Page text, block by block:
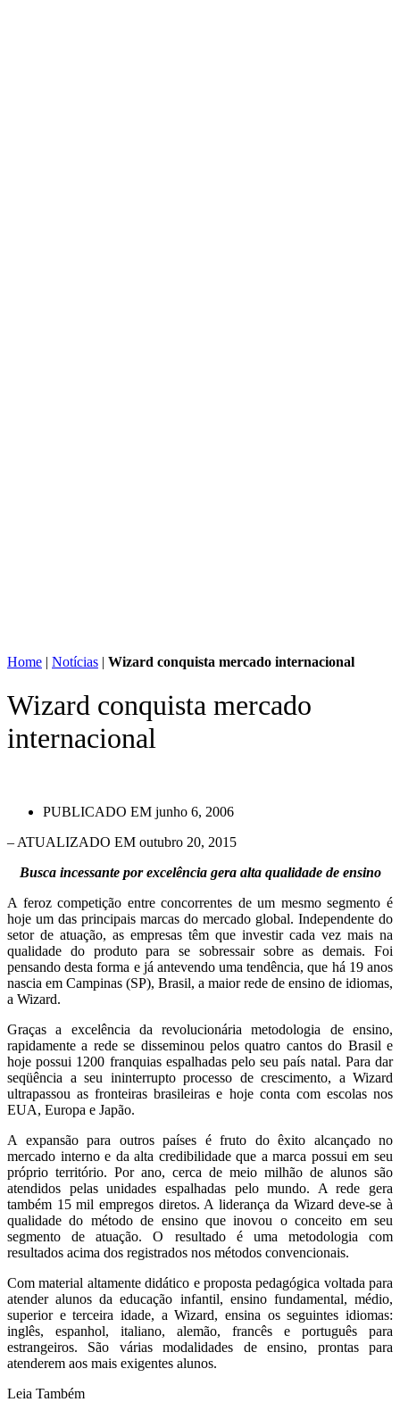
Home | Notícias | Wizard conquista mercado internacional
Wizard conquista mercado
internacional
PUBLICADO EM junho 6, 2006
– ATUALIZADO EM outubro 20, 2015
Busca incessante por excelência gera alta qualidade de ensino
A feroz competição entre concorrentes de um mesmo segmento é
hoje um das principais marcas do mercado global. Independente do
setor de atuação, as empresas têm que investir cada vez mais na
qualidade do produto para se sobressair sobre as demais. Foi
pensando desta forma e já antevendo uma tendência, que há 19 anos
nascia em Campinas (SP), Brasil, a maior rede de ensino de idiomas,
a Wizard.
Graças a excelência da revolucionária metodologia de ensino,
rapidamente a rede se disseminou pelos quatro cantos do Brasil e
hoje possui 1200 franquias espalhadas pelo seu país natal. Para dar
seqüência a seu ininterrupto processo de crescimento, a Wizard
ultrapassou as fronteiras brasileiras e hoje conta com escolas nos
EUA, Europa e Japão.
A expansão para outros países é fruto do êxito alcançado no
mercado interno e da alta credibilidade que a marca possui em seu
próprio território. Por ano, cerca de meio milhão de alunos são
atendidos pelas unidades espalhadas pelo mundo. A rede gera
também 15 mil empregos diretos. A liderança da Wizard deve-se à
qualidade do método de ensino que inovou o conceito em seu
segmento de atuação. O resultado é uma metodologia com
resultados acima dos registrados nos métodos convencionais.
Com material altamente didático e proposta pedagógica voltada para
atender alunos da educação infantil, ensino fundamental, médio,
superior e terceira idade, a Wizard, ensina os seguintes idiomas:
inglês, espanhol, italiano, alemão, francês e português para
estrangeiros. São várias modalidades de ensino, prontas para
atenderem aos mais exigentes alunos.
Leia Também